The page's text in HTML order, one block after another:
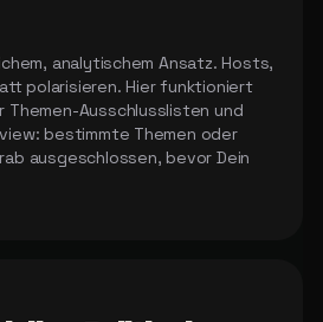
analytischem Ansatz. Hosts,
polarisieren. Hier funktioniert
Themen-Ausschlusslisten und
bestimmte Themen oder
ausgeschlossen, bevor Dein